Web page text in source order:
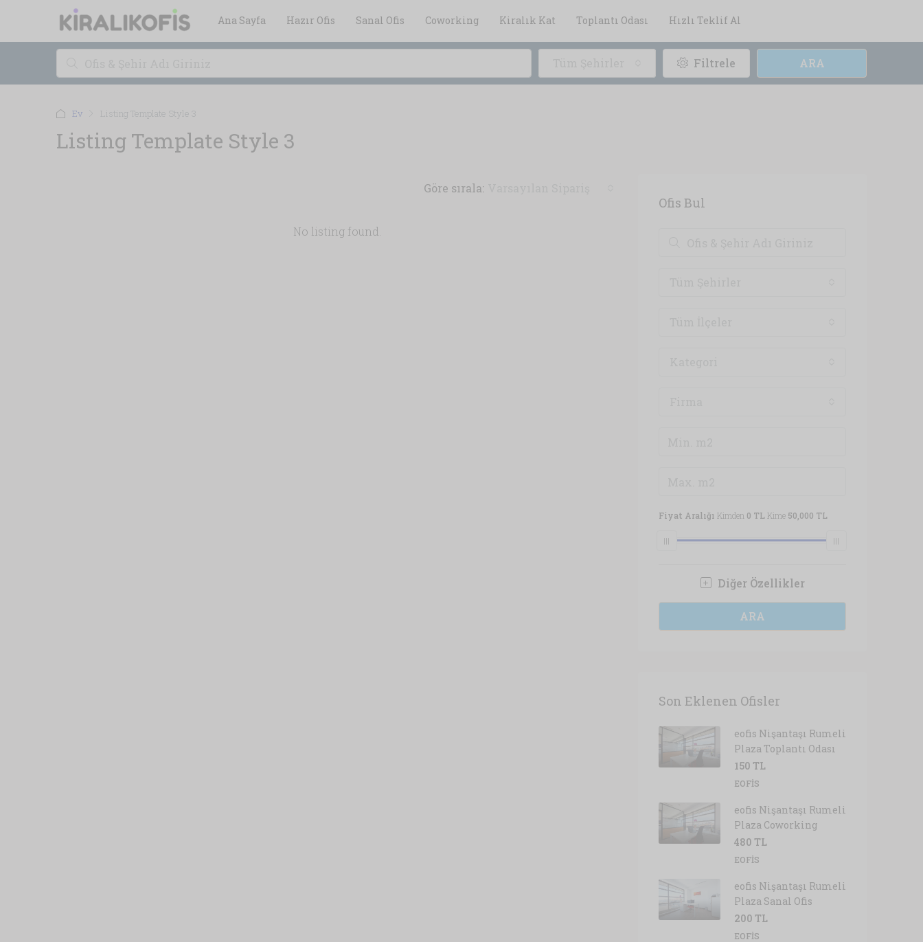
Ana Sayfa Hazır Ofis Sanal Ofis Coworking Kiralık Kat Toplantı Odası Hızlı Teklif Al
Filtrele ARA
Ev Listing Template Style 3
Listing Template Style 3
Göre sırala:
No listing found.
Ofis Bul
Fiyat Aralığı Kimden 0 TL Kime 50,000 TL
Diğer Özellikler
ARA
Son Eklenen Ofisler
eofis Nişantaşı Rumeli
Plaza Toplantı Odası
150 TL
EOFIS
eofis Nişantaşı Rumeli
Plaza Coworking
480 TL
EOFIS
eofis Nişantaşı Rumeli
Plaza Sanal Ofis
200 TL
EOFIS